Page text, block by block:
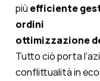
più efficiente
ordini
ottimizzazione
Tutto ciò porta
conflittualità in